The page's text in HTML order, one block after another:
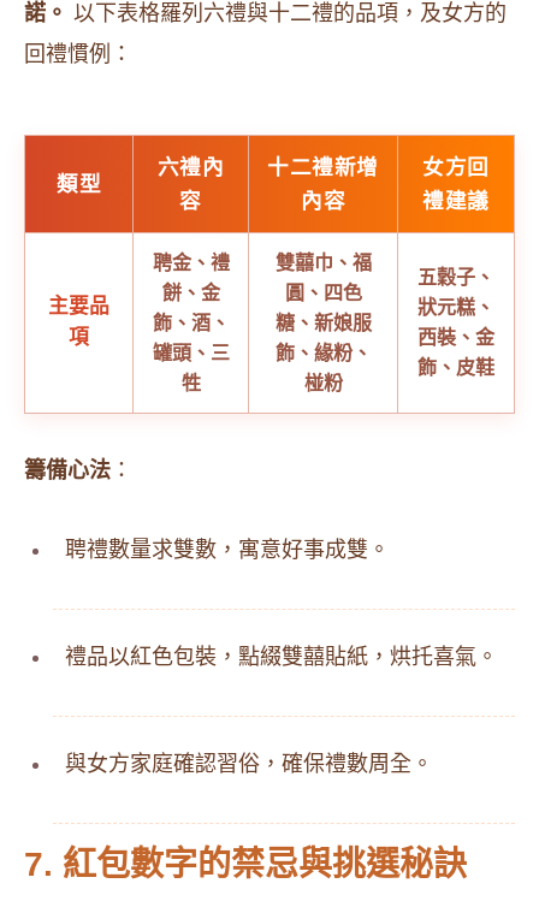
諾。 以下表格羅列六禮與十二禮的品項，及女方的
回禮慣例：
類型
六禮內
容
十二禮新增
內容
女方回
禮建議
主要品
項
聘金、禮
餅、金
飾、酒、
罐頭、三
牲
雙囍巾、福
圓、四色
糖、新娘服
飾、緣粉、
椪粉
五穀子、
狀元糕、
西裝、金
飾、皮鞋
籌備心法 ：
聘禮數量求雙數，寓意好事成雙。
禮品以紅色包裝，點綴雙囍貼紙，烘托喜氣。
與女方家庭確認習俗，確保禮數周全。
7. 紅包數字的禁忌與挑選秘訣